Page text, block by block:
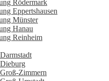
Rödermark
Eppertshausen
Münster
Hanau
Reinheim
Zimmern